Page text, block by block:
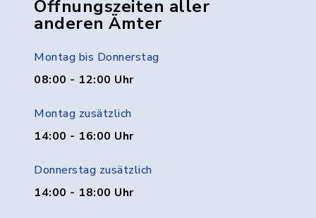
Öffnungszeiten aller
anderen Ämter
Montag bis Donnerstag
08:00 - 12:00 Uhr
Montag zusätzlich
14:00 - 16:00 Uhr
Donnerstag zusätzlich
14:00 - 18:00 Uhr